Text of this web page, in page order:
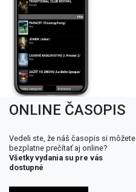
ONLINE ČASOPIS
Vedeli ste, že náš časopis si môžete
bezplatne prečítať aj online?
Všetky vydania su pre vás
dostupné